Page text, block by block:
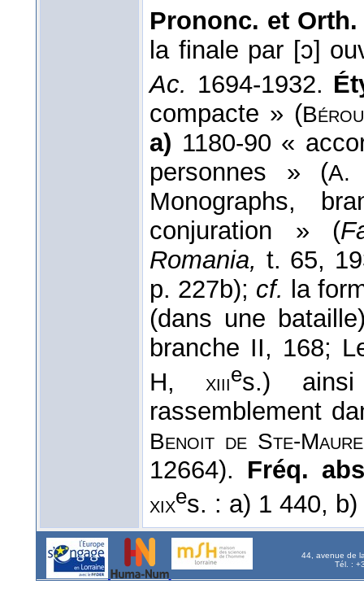
Prononc. et Orth.
la finale par [ɔ]
Ac. 1694-1932.
compacte » (
a) 1180-90 «
personnes » (A.
Monographs,
conjuration » (
Romania, t. 65,
p. 227b); cf. la
(dans une
branche II, 168;
H,xiiies.)
rassemblement
Benoit de Ste-Maure
12664). Fréq.
xixes. : a) 1 440,
44, avenue de
Tél. :